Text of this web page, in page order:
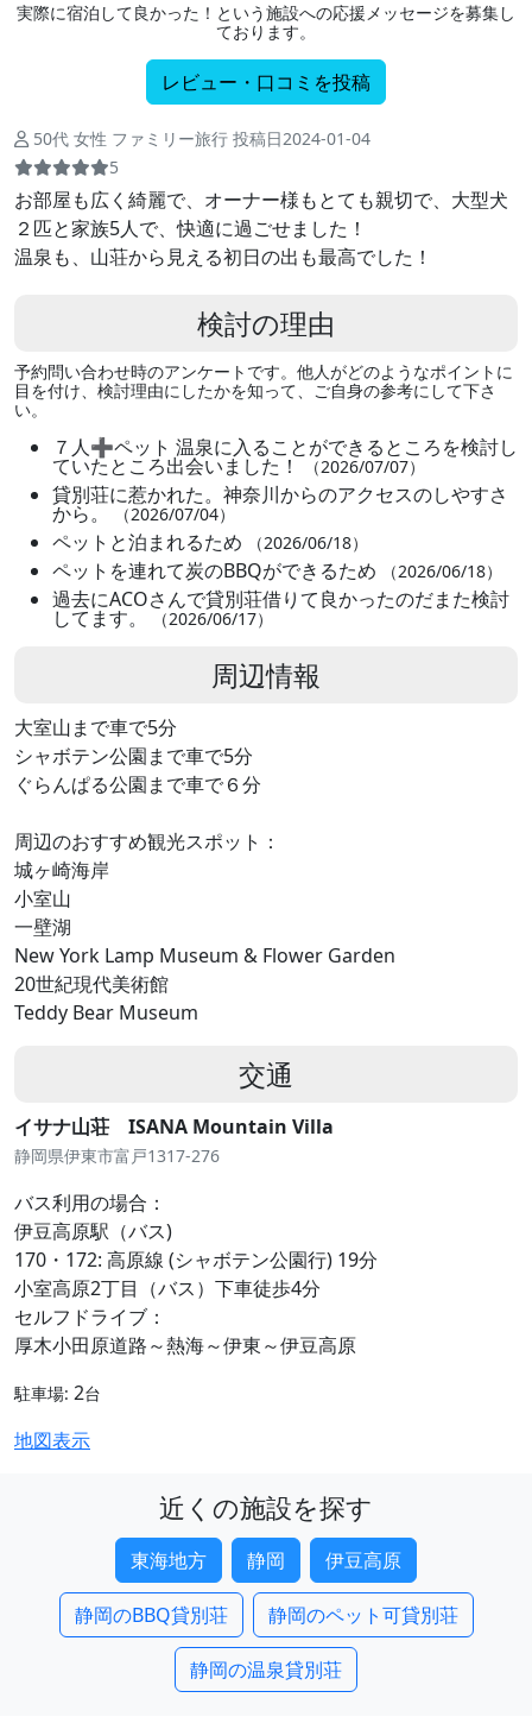
実際に宿泊して良かった！という施設への応援メッセージを募集し
ております。
レビュー・口コミを投稿
50代 女性 ファミリー旅行 投稿日2024-01-04
5
お部屋も広く綺麗で、オーナー様もとても親切で、大型犬
２匹と家族5人で、快適に過ごせました！
温泉も、山荘から見える初日の出も最高でした！
検討の理由
予約問い合わせ時のアンケートです。他人がどのようなポイントに
目を付け、検討理由にしたかを知って、ご自身の参考にして下さ
い。
７人➕ペット 温泉に入ることができるところを検討し
ていたところ出会いました！ （2026/07/07）
貸別荘に惹かれた。神奈川からのアクセスのしやすさ
から。 （2026/07/04）
ペットと泊まれるため （2026/06/18）
ペットを連れて炭のBBQができるため （2026/06/18）
過去にACOさんで貸別荘借りて良かったのだまた検討
してます。 （2026/06/17）
周辺情報
大室山まで車で5分
シャボテン公園まで車で5分
ぐらんぱる公園まで車で６分
周辺のおすすめ観光スポット：
城ヶ崎海岸
小室山
一壁湖
New York Lamp Museum & Flower Garden
20世紀現代美術館
Teddy Bear Museum
交通
イサナ山荘 ISANA Mountain Villa
静岡県伊東市富戸1317-276
バス利用の場合：
伊豆高原駅（バス)
170・172: 高原線 (シャボテン公園行) 19分
小室高原2丁目（バス）下車徒歩4分
セルフドライブ：
厚木小田原道路～熱海～伊東～伊豆高原
駐車場: 2台
地図表示
近くの施設を探す
東海地方 静岡 伊豆高原
静岡のBBQ貸別荘 静岡のペット可貸別荘
静岡の温泉貸別荘